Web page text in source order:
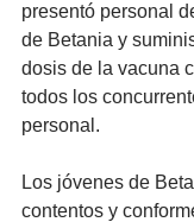
presentó personal
de Betania y
dosis de la vacuna
todos los
personal.
Los jóvenes de
contentos y